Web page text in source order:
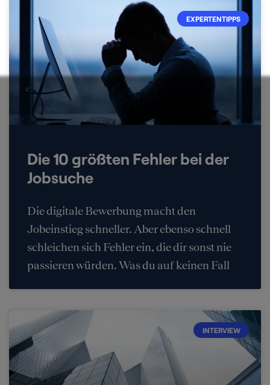
EXPERTENTIPPS
Die 10 größten Fehler bei der
Jobsuche
Die digitale Bewerbung macht den
Jobeinstieg schneller. Aber ebenso schnell
schleichen sich Fehler ein, die dir sonst nie
passieren würden. Was du auf keinen Fall
INTERVIEW